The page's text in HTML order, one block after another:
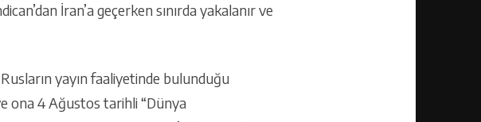
İran’a geçerken sınırda yakalanır ve
yayın faaliyetinde bulunduğu
ona 4 Ağustos tarihli “Dünya